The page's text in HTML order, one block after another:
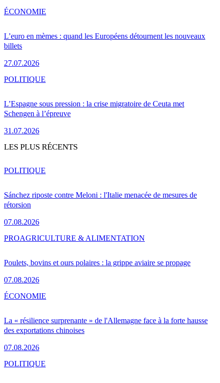
L’euro en mèmes : quand les Européens détournent les nouveaux
billets
27.07.2026
ÉCONOMIE
L’Espagne sous pression : la crise migratoire de Ceuta met
Schengen à l’épreuve
31.07.2026
POLITIQUE
LES PLUS RÉCENTS
Sánchez riposte contre Meloni : l'Italie menacée de mesures de
rétorsion
07.08.2026
POLITIQUE
Poulets, bovins et ours polaires : la grippe aviaire se propage
07.08.2026
PROAGRICULTURE & ALIMENTATION
La « résilience surprenante » de l'Allemagne face à la forte hausse
des exportations chinoises
07.08.2026
ÉCONOMIE
POLITIQUE